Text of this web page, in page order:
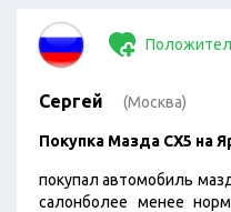
Сергей (Москва)
Покупка Мазда СХ5 на
покупал автомобиль
салонболее менее